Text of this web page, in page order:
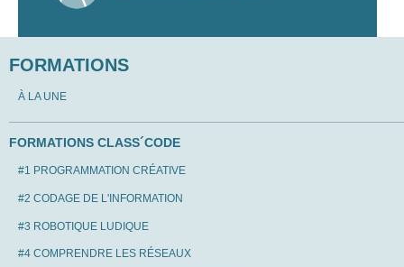
FORMATIONS
À LA UNE
FORMATIONS CLASS´CODE
#1 PROGRAMMATION CRÉATIVE
#2 CODAGE DE L'INFORMATION
#3 ROBOTIQUE LUDIQUE
#4 COMPRENDRE LES RÉSEAUX